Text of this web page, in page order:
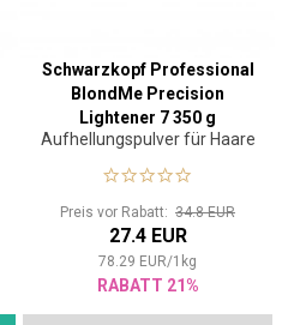
Schwarzkopf Professional
BlondMe Precision
Lightener 7 350 g
Aufhellungspulver für Haare
Preis vor Rabatt: 34.8 EUR
27.4 EUR
78.29 EUR/1 kg
RABATT 21%